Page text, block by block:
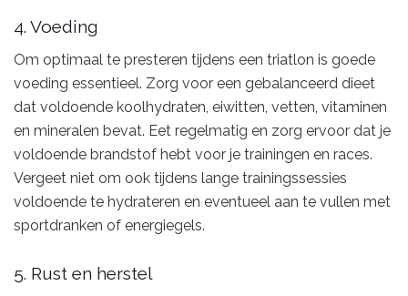
4. Voeding
Om optimaal te presteren tijdens een triatlon is goede
voeding essentieel. Zorg voor een gebalanceerd dieet
dat voldoende koolhydraten, eiwitten, vetten, vitaminen
en mineralen bevat. Eet regelmatig en zorg ervoor dat je
voldoende brandstof hebt voor je trainingen en races.
Vergeet niet om ook tijdens lange trainingssessies
voldoende te hydrateren en eventueel aan te vullen met
sportdranken of energiegels.
5. Rust en herstel